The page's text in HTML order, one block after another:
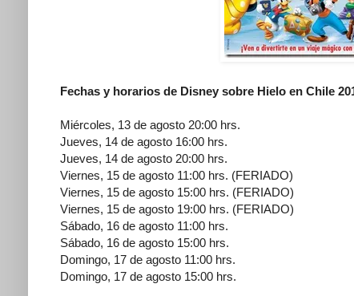
Fechas y horarios de Disney sobre Hielo en Chile
Miércoles, 13 de agosto 20:00 hrs.
Jueves, 14 de agosto 16:00 hrs.
Jueves, 14 de agosto 20:00 hrs.
Viernes, 15 de agosto 11:00 hrs. (FERIADO)
Viernes, 15 de agosto 15:00 hrs. (FERIADO)
Viernes, 15 de agosto 19:00 hrs. (FERIADO)
Sábado, 16 de agosto 11:00 hrs.
Sábado, 16 de agosto 15:00 hrs.
Domingo, 17 de agosto 11:00 hrs.
Domingo, 17 de agosto 15:00 hrs.